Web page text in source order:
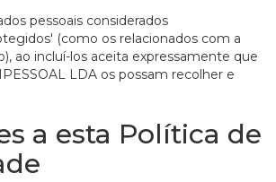
pessoais considerados
(como os relacionados com a
ao incluí-los aceita expressamente que
LDA os possam recolher e
a esta Política de